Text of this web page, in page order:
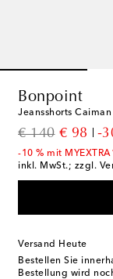
Bonpoint
Jeansshorts Caiman
€ 140
original price
€ 98
discount
-
-10 % mit
inkl. MwSt.; zzgl.
Versand Heute
Bestellen Sie
Bestellung wird